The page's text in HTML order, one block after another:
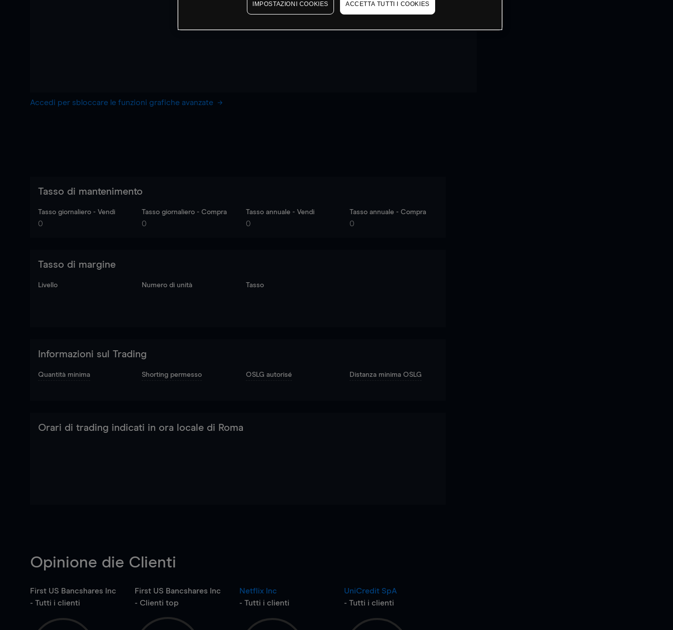
Accedi per sbloccare le funzioni grafiche avanzate
Tasso di mantenimento
Tasso giornaliero - Vendi
0
Tasso giornaliero - Compra
0
Tasso annuale - Vendi
0
Tasso annuale - Compra
0
Tasso di margine
Livello Numero di unità Tasso
Informazioni sul Trading
Quantità minima Shorting permesso OSLG autorisé Distanza minima OSLG
Orari di trading indicati in ora locale di Roma
Opinione die Clienti
First US Bancshares Inc
- Tutti i clienti
First US Bancshares Inc
- Clienti top
Netflix Inc
- Tutti i clienti
UniCredit SpA
- Tutti i clienti
IMPOSTAZIONI COOKIES ACCETTA TUTTI I COOKIES